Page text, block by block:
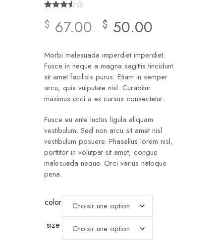
3.50
sur 5
notations
client
$ 67.00 $ 50.00
Morbi malesuada imperdiet imperdiet.
Fusce in neque a magna sagittis tincidunt
sit amet facilisis purus. Etiam in semper
arcu, quis vulputate nisl. Curabitur
maximus orci a ex cursus consectetur.
Fusce eu ante luctus ligula aliquam
vestibulum. Sed non arcu sit amet nisl
vestibulum posuere. Phasellus lorem nisl,
porttitor in volutpat sit amet, congue
malesuada neque. Orci varius natoque
pena.
color
size